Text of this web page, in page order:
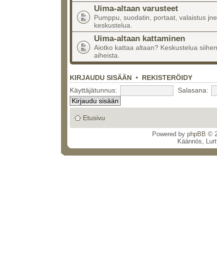
Uima-altaan varusteet
Pumppu, suodatin, portaat, valaistus
keskustelua.
Uima-altaan kattaminen
Aiotko kattaa altaan? Keskustelua
aiheista.
KIRJAUDU SISÄÄN • REKISTERÖIDY
Käyttäjätunnus: Salasana:
Etusivu
Powered by phpBB ©
Käännös,